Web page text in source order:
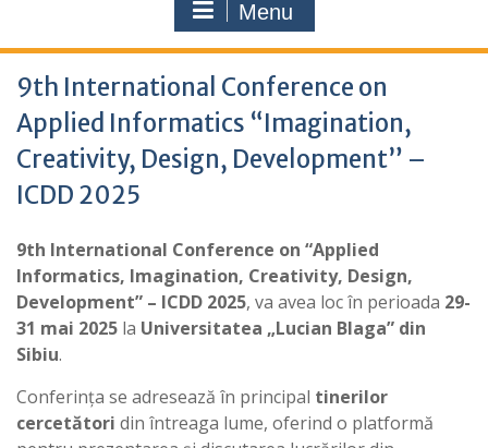
f
o
:
Menu
9th International Conference on
Applied Informatics “Imagination,
Creativity, Design, Development” –
ICDD 2025
9th International Conference on “Applied
Informatics, Imagination, Creativity, Design,
Development” – ICDD 2025, va avea loc în perioada 29-
31 mai 2025 la Universitatea „Lucian Blaga” din
Sibiu.
Conferința se adresează în principal tinerilor
cercetători din întreaga lume, oferind o platformă